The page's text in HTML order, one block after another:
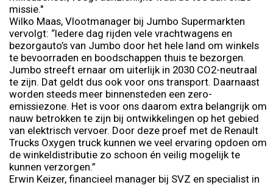
missie."
Wilko Maas, Vlootmanager bij Jumbo Supermarkten
vervolgt: “Iedere dag rijden vele vrachtwagens en
bezorgauto’s van Jumbo door het hele land om winkels
te bevoorraden en boodschappen thuis te bezorgen.
Jumbo streeft ernaar om uiterlijk in 2030 CO2-neutraal
te zijn. Dat geldt dus ook voor ons transport. Daarnaast
worden steeds meer binnensteden een zero-
emissiezone. Het is voor ons daarom extra belangrijk om
nauw betrokken te zijn bij ontwikkelingen op het gebied
van elektrisch vervoer. Door deze proef met de Renault
Trucks Oxygen truck kunnen we veel ervaring opdoen om
de winkeldistributie zo schoon én veilig mogelijk te
kunnen verzorgen.”
Erwin Keizer, financieel manager bij SVZ en specialist in